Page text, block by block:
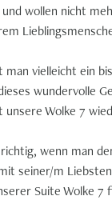
wollen nicht
man vielleicht ein
wundervolle
Wolke 7
wenn man
seiner/m
Suite Wolke 7